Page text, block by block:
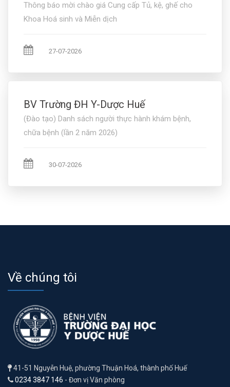
Thông báo mời chào giá Cung cấp Tủ, kệ, ghế cho
Khoa Hoá sinh và Miễn dịch
27-07-2026
BV Trường ĐH Y-Dược Huế
(Đào tạo) Danh sách người thực hành khám bệnh,
chữa bệnh (lần 2 năm 2026)
30-07-2026
Về chúng tôi
41-51 Nguyễn Huệ, phường Thuận Hoá, thành phố Huế
0234 3847 146 - Đơn vị Văn phòng